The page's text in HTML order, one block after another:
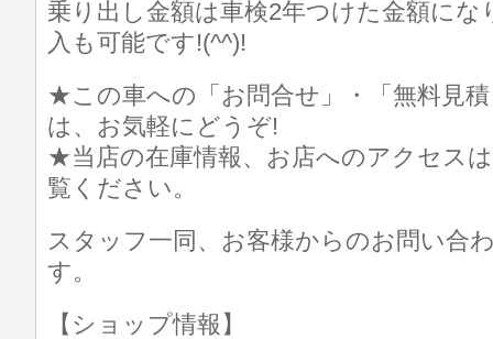
乗り出し金額は車検2年つけた金額に
入も可能です!(^^)!
★この車への「お問合せ」・「無料見
は、お気軽にどうぞ!
★当店の在庫情報、お店へのアクセス
覧ください。
スタッフ一同、お客様からのお問い合
す。
【ショップ情報】